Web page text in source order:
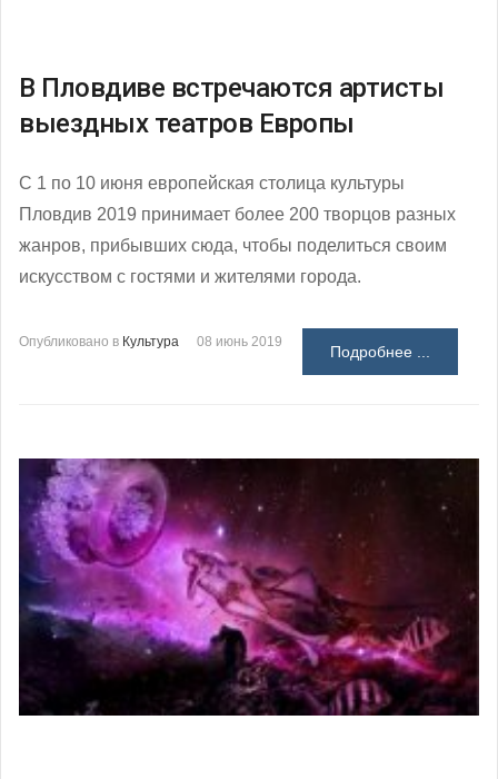
В Пловдиве встречаются артисты
выездных театров Европы
С 1 по 10 июня европейская столица культуры
Пловдив 2019 принимает более 200 творцов разных
жанров, прибывших сюда, чтобы поделиться своим
искусством с гостями и жителями города.
Опубликовано в Культура 08 июнь 2019
Подробнее ...